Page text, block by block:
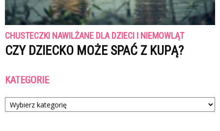
CHUSTECZKI NAWILŻANE DLA DZIECI I NIEMOWLĄT
CZY DZIECKO MOŻE SPAĆ Z KUPĄ?
KATEGORIE
Kategorie